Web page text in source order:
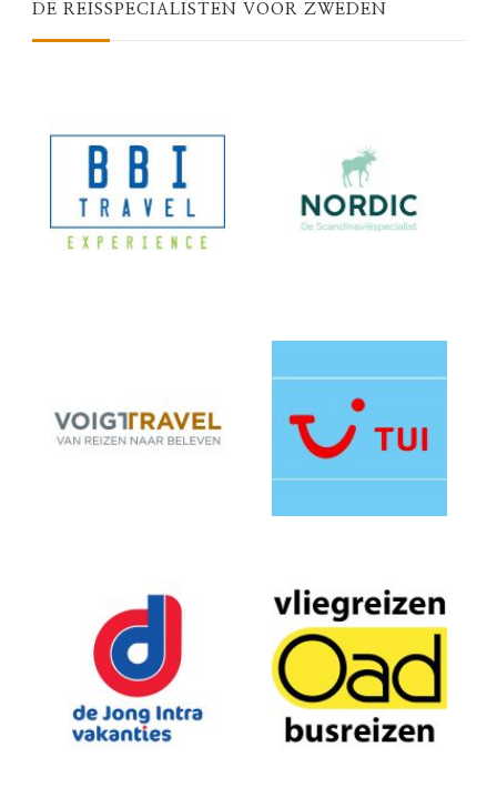
DE REISSPECIALISTEN VOOR ZWEDEN